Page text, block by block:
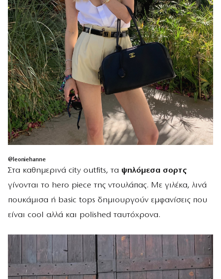
@leoniehanne
Στα καθημερινά city outfits, τα ψηλόμεσα σορτς
γίνονται το hero piece της ντουλάπας. Με γιλέκα, λινά
πουκάμισα ή basic tops δημιουργούν εμφανίσεις που
είναι cool αλλά και polished ταυτόχρονα.